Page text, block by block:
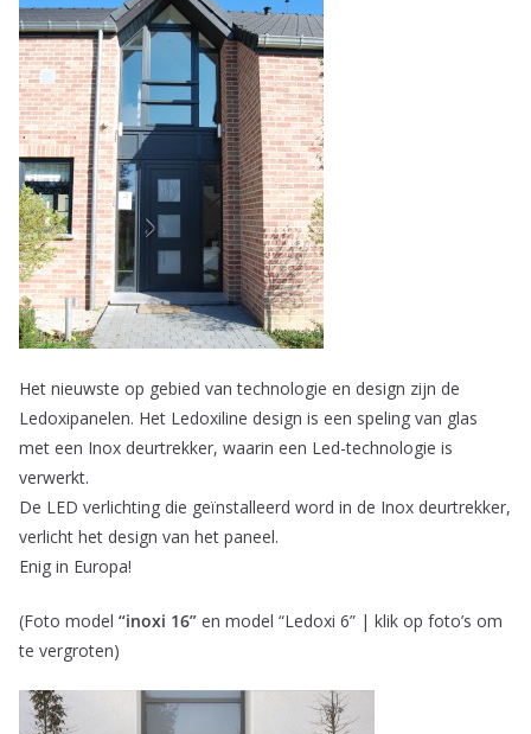
Het nieuwste op gebied van technologie en design zijn de
Ledoxipanelen. Het Ledoxiline design is een speling van glas
met een Inox deurtrekker, waarin een Led-technologie is
verwerkt.
De LED verlichting die geïnstalleerd word in de Inox deurtrekker,
verlicht het design van het paneel.
Enig in Europa!
(Foto model “inoxi 16” en model “Ledoxi 6” | klik op foto’s om
te vergroten)